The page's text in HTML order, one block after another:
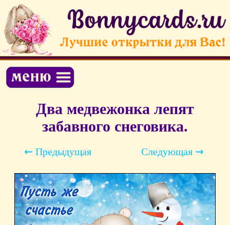
Два медвежонка лепят
забавного снеговика.
⇜ Предыдущая Следующая ⇝